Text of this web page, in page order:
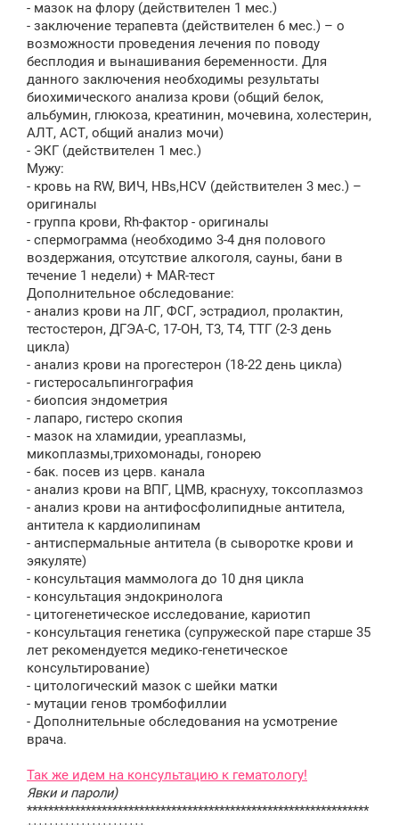
- мазок на флору (действителен 1 мес.)
- заключение терапевта (действителен 6 мес.) – о
возможности проведения лечения по поводу
бесплодия и вынашивания беременности. Для
данного заключения необходимы результаты
биохимического анализа крови (общий белок,
альбумин, глюкоза, креатинин, мочевина, холестерин,
АЛТ, АСТ, общий анализ мочи)
- ЭКГ (действителен 1 мес.)
Мужу:
- кровь на RW, ВИЧ, HBs,HCV (действителен 3 мес.) –
оригиналы
- группа крови, Rh-фактор - оригиналы
- спермограмма (необходимо 3-4 дня полового
воздержания, отсутствие алкоголя, сауны, бани в
течение 1 недели) + MAR-тест
Дополнительное обследование:
- анализ крови на ЛГ, ФСГ, эстрадиол, пролактин,
тестостерон, ДГЭА-С, 17-ОН, Т3, Т4, ТТГ (2-3 день
цикла)
- анализ крови на прогестерон (18-22 день цикла)
- гистеросальпингография
- биопсия эндометрия
- лапаро, гистеро скопия
- мазок на хламидии, уреаплазмы,
микоплазмы,трихомонады, гонорею
- бак. посев из церв. канала
- анализ крови на ВПГ, ЦМВ, краснуху, токсоплазмоз
- анализ крови на антифосфолипидные антитела,
антитела к кардиолипинам
- антиспермальные антитела (в сыворотке крови и
эякуляте)
- консультация маммолога до 10 дня цикла
- консультация эндокринолога
- цитогенетическое исследование, кариотип
- консультация генетика (супружеской паре старше 35
лет рекомендуется медико-генетическое
консультирование)
- цитологический мазок с шейки матки
- мутации генов тромбофиллии
- Дополнительные обследования на усмотрение
врача.
Так же идем на консультацию к гематологу!
Явки и пароли)
****************************************************************